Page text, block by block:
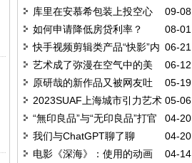
09-08
库里在安慕希包装上投空心
三分
08-01
如何申请降低房贷利率？
06-21
快手视频剪辑类产品“快影”内
测
06-12
艺术成了弥漫在空气中的美
好
05-19
原研哉的新作品又被网友吐
槽了？
05-06
2023SUAF上海城市引力艺术
节
04-20
“無印良品”与“无印良品”打官
司
04-20
我们与ChatGPT聊了聊
04-14
电影《深海》：使用的动画